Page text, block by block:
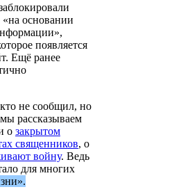
основании
появляется
Ещё ранее
не сообщил, но
рассказываем
о закрытом
священников, о
войну. Ведь
для многих